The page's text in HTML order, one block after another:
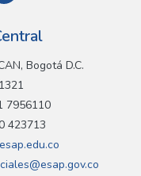
Bogotá D.C.
7956110
423713